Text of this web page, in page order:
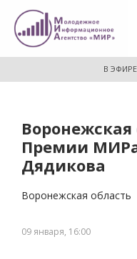
В ЭФИРЕ
Воронежская
Премии
Дядикова
Воронежская область
09 января, 16:00